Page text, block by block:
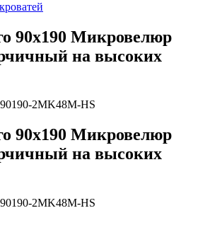
90х190 Микровелюр
на высоких
2MK48M-HS
90х190 Микровелюр
на высоких
2MK48M-HS